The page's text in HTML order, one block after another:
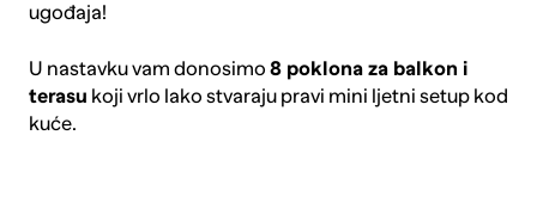
ugođaja!
U nastavku vam donosimo 8 poklona za balkon i
terasu koji vrlo lako stvaraju pravi mini ljetni setup kod
kuće.